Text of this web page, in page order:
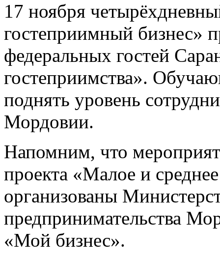
17 ноября
гостеприимный бизнес»
федеральных гостей
гостеприимства».
поднять уровень
Мордовии.
Напомним, что
проекта «Малое и
организованы
предпринимательства
«Мой бизнес».